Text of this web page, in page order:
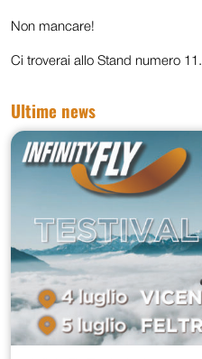
Non mancare!
Ci troverai allo Stand numero 11.
Ultime news